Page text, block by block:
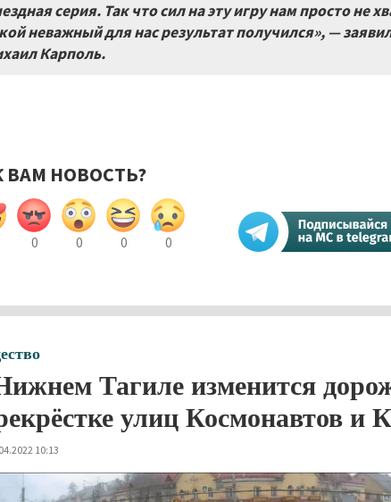
серия. Так что сил на эту игру нам просто не
неважный для нас результат получился», —
Карполь.
ВАМ НОВОСТЬ?
0 0 0 0
Тагиле изменится
улиц Космонавтов и
10:13